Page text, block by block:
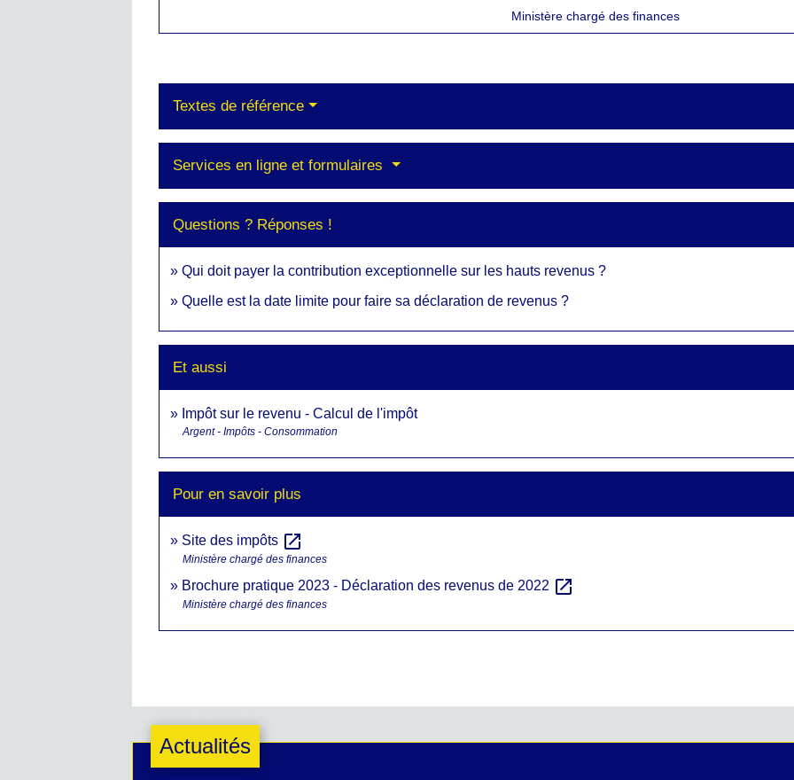
Ministère chargé des finances
Textes de référence
Services en ligne et formulaires
Questions ? Réponses !
Qui doit payer la contribution exceptionnelle sur les hauts revenus ?
Quelle est la date limite pour faire sa déclaration de revenus ?
Et aussi
Impôt sur le revenu - Calcul de l'impôt
Argent - Impôts - Consommation
Pour en savoir plus
Site des impôts open_in_new
Ministère chargé des finances
Brochure pratique 2023 - Déclaration des revenus de 2022 open_in_new
Ministère chargé des finances
Actualités